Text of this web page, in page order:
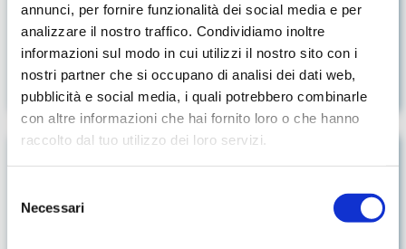
annunci, per fornire funzionalità dei social media e per
analizzare il nostro traffico. Condividiamo inoltre
informazioni sul modo in cui utilizzi il nostro sito con i
nostri partner che si occupano di analisi dei dati web,
pubblicità e social media, i quali potrebbero combinarle
con altre informazioni che hai fornito loro o che hanno
raccolto dal tuo utilizzo dei loro servizi.
delNecessari
Ecampus
www.corsietutor.it
FORMAZIONE DOCENTI RICONOSCIUTA MIUR
La metodologia CLIL
Il Corso è stato pensato per far raggiungere al docente quelle
competenze trasversali necessarie a pianificare e condurre una